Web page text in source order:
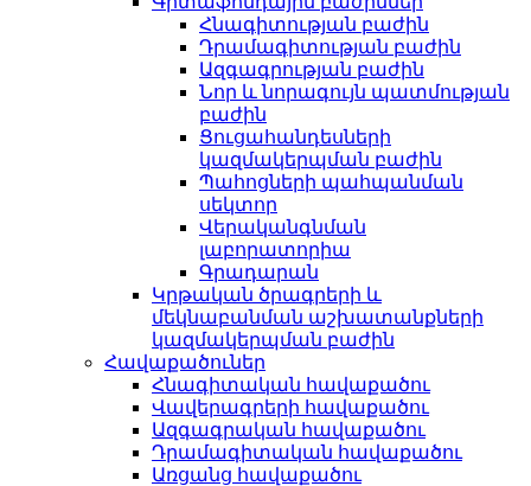
Հնագիտության բաժին
Դրամագիտության բաժին
Ազգագրության բաժին
Նոր և նորագույն պատմության
բաժին
Ցուցահանդեսների
կազմակերպման բաժին
Պահոցների պահպանման
սեկտոր
Վերականգնման
լաբորատորիա
Գրադարան
Կրթական ծրագրերի և
մեկնաբանման աշխատանքների
կազմակերպման բաժին
Հավաքածուներ
Հնագիտական հավաքածու
Վավերագրերի հավաքածու
Ազգագրական հավաքածու
Դրամագիտական հավաքածու
Առցանց հավաքածու